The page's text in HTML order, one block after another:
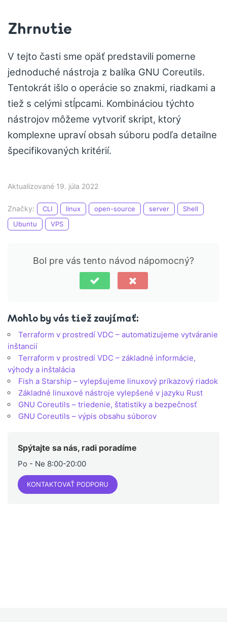
Zhrnutie
V tejto časti sme opäť predstavili pomerne
jednoduché nástroja z balíka GNU Coreutils.
Tentokrát išlo o operácie so znakmi, riadkami a
tiež s celými stĺpcami. Kombináciou týchto
nástrojov môžeme vytvoriť skript, ktorý
komplexne upraví obsah súboru podľa detailne
špecifikovaných kritérií.
Aktualizované 19. júla 2022
Značky: CLI linux open-source server
Shell
Ubuntu
VPS
Bol pre vás tento návod nápomocný?
Mohlo by vás tiež zaujímať:
Terraform v prostredí VDC – automatizujeme vytváranie
inštancií
Terraform v prostredí VDC – základné informácie,
výhody a inštalácia
Fish a Starship – vylepšujeme linuxový príkazový riadok
Základné linuxové nástroje vylepšené v jazyku Rust
GNU Coreutils – triedenie, štatistiky a bezpečnosť
GNU Coreutils – výpis obsahu súborov
Spýtajte sa nás, radi poradíme
Po - Ne 8:00-20:00
KONTAKTOVAŤ PODPORU